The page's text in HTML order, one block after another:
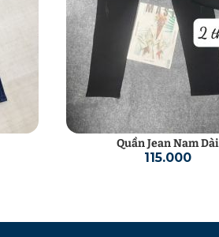
Quần Jean Nam Dài
115.000